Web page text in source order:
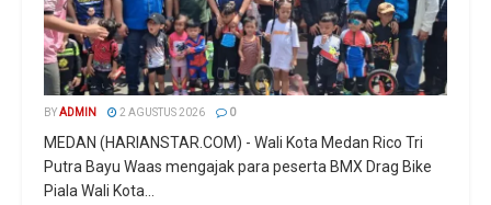
BYADMIN 2 AGUSTUS 2026 0
MEDAN (HARIANSTAR.COM) - Wali Kota Medan Rico Tri
Putra Bayu Waas mengajak para peserta BMX Drag Bike
Piala Wali Kota...